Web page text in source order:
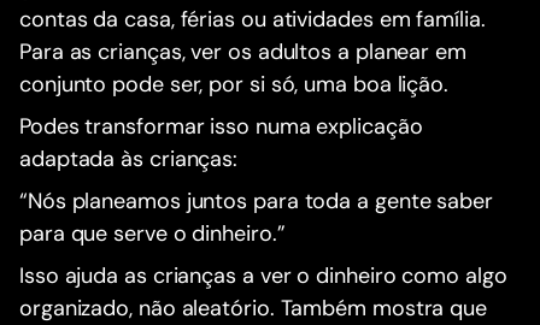
contas da casa, férias ou atividades em família.
Para as crianças, ver os adultos a planear em
conjunto pode ser, por si só, uma boa lição.
Podes transformar isso numa explicação
adaptada às crianças:
“Nós planeamos juntos para toda a gente saber
para que serve o dinheiro.”
Isso ajuda as crianças a ver o dinheiro como algo
organizado, não aleatório. Também mostra que